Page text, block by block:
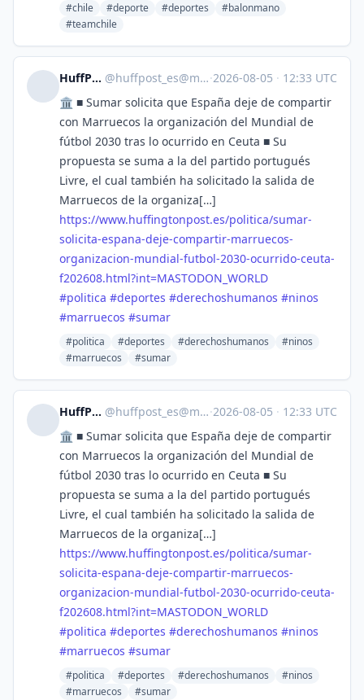
#chile #deporte #deportes
#balonmano
#teamchile
HuffPost [ES] @huffpost_es@mastodon.world ·2026-08-05 · 12:33 UTC
🏛️ ■ Sumar solicita que España deje de compartir
con Marruecos la organización del Mundial de
fútbol 2030 tras lo ocurrido en Ceuta ■ Su
propuesta se suma a la del partido portugués
Livre, el cual también ha solicitado la salida de
Marruecos de la organiza[…]
https://www.huffingtonpost.es/politica/sumar-
solicita-espana-deje-compartir-marruecos-
organizacion-mundial-futbol-2030-ocurrido-ceuta-
f202608.html?int=MASTODON_WORLD
#politica #deportes #derechoshumanos #ninos
#marruecos #sumar
#politica #deportes #derechoshumanos
#ninos
#marruecos
#sumar
HuffPost [ES] @huffpost_es@mastodon.world ·2026-08-05 · 12:33 UTC
🏛️ ■ Sumar solicita que España deje de compartir
con Marruecos la organización del Mundial de
fútbol 2030 tras lo ocurrido en Ceuta ■ Su
propuesta se suma a la del partido portugués
Livre, el cual también ha solicitado la salida de
Marruecos de la organiza[…]
https://www.huffingtonpost.es/politica/sumar-
solicita-espana-deje-compartir-marruecos-
organizacion-mundial-futbol-2030-ocurrido-ceuta-
f202608.html?int=MASTODON_WORLD
#politica #deportes #derechoshumanos #ninos
#marruecos #sumar
#politica #deportes #derechoshumanos
#ninos
#marruecos
#sumar